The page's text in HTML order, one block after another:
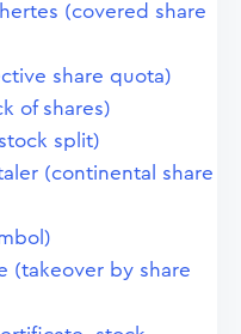
(covered share
share quota)
of shares)
split)
(continental share
(takeover by share